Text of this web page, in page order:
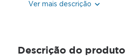
Ver mais descrição
Descrição do produto